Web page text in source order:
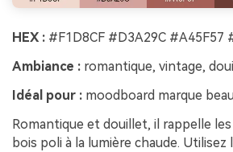
HEX : #F1D8CF #D3A29C #A45F57
Ambiance : romantique, vintage,
Idéal pour : moodboard marque
Romantique et douillet, il rappelle
bois poli à la lumière chaude.